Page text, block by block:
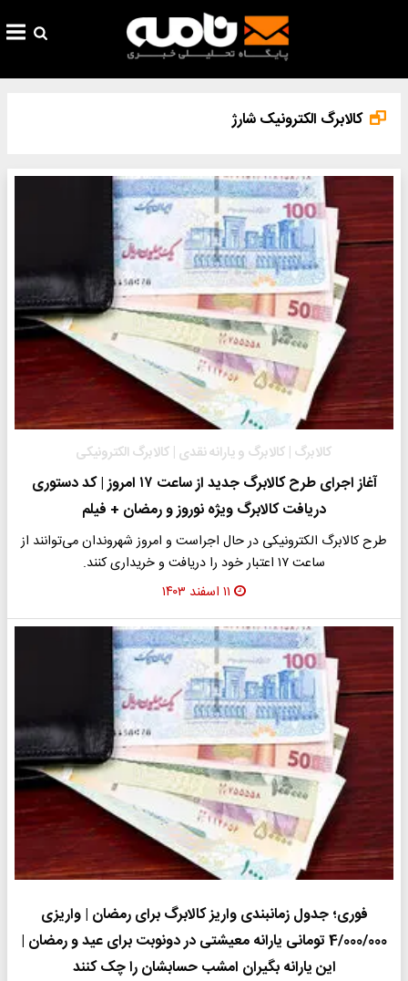
کالابرگ الکترونیک شارژ
کالابرگ | کالابرگ و یارانه نقدی | کالابرگ الکترونیکی
آغاز اجرای طرح کالابرگ جدید از ساعت ۱۷ امروز | کد دستوری
دریافت کالابرگ ویژه نوروز و رمضان + فیلم
طرح کالابرگ الکترونیکی در حال اجراست و امروز شهروندان می‌توانند از
ساعت ۱۷ اعتبار خود را دریافت و خریداری کنند.
۱۱ اسفند ۱۴۰۳
فوری؛ جدول زمانبندی واریز کالابرگ برای رمضان | واریزی
4/000/000 تومانی یارانه معیشتی در دونوبت برای عید و رمضان |
این یارانه بگیران امشب حسابشان را چک کنند